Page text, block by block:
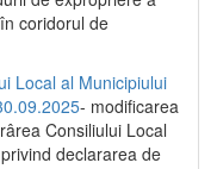
coridorul de
Local al Municipiului
- modificarea
Consiliului Local
declararea de